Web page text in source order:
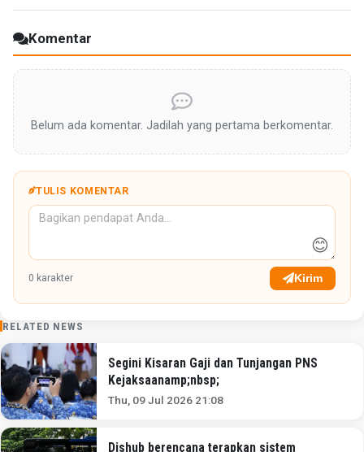
Komentar
Belum ada komentar. Jadilah yang pertama berkomentar.
TULIS KOMENTAR
😊
0 karakter Kirim
RELATED NEWS
Segini Kisaran Gaji dan Tunjangan PNS
Kejaksaanamp;nbsp;
Thu, 09 Jul 2026 21:08
Dishub berencana terapkan sistem